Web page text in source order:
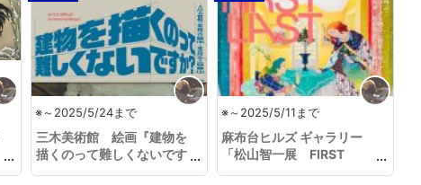
※～2025/5/24まで
三木美術館 絵画『建物を
描くのって難しくないです
※～2025/5/11まで
麻布台ヒルズ ギャラリー
「松山智一展 FIRST